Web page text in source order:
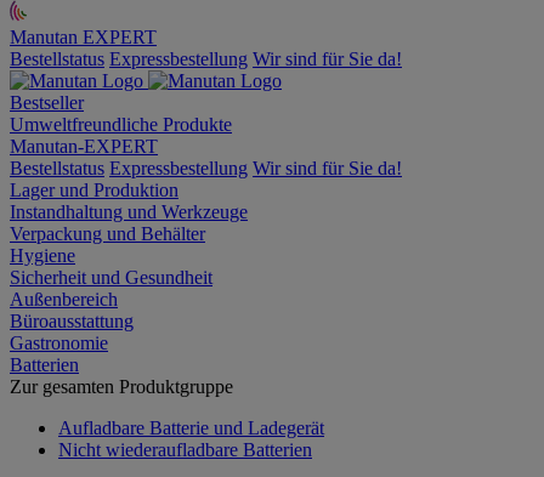
Manutan EXPERT
Bestellstatus Expressbestellung Wir sind für Sie da!
Bestseller
Umweltfreundliche Produkte
Manutan-EXPERT
Bestellstatus Expressbestellung Wir sind für Sie da!
Lager und Produktion
Instandhaltung und Werkzeuge
Verpackung und Behälter
Hygiene
Sicherheit und Gesundheit
Außenbereich
Büroausstattung
Gastronomie
Batterien
Zur gesamten Produktgruppe
Aufladbare Batterie und Ladegerät
Nicht wiederaufladbare Batterien